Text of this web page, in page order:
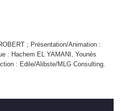
; Présentation/Animation :
: Hachem EL YAMANI, Younès
: Edile/Alibste/MLG Consulting.